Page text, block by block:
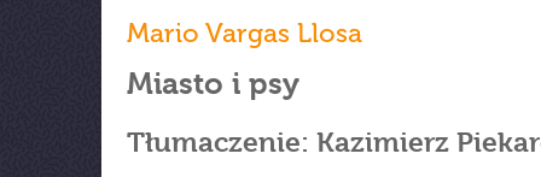
Mario Vargas Llosa
Miasto i psy
Tłumaczenie: Kazimierz